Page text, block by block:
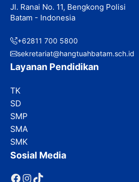
Jl. Ranai No. 11, Bengkong Polisi
Batam - Indonesia
+62811 700 5800
sekretariat@hangtuahbatam.sch.id
Layanan Pendidikan
TK
SD
SMP
SMA
SMK
Sosial Media
Facebook
Instagram
TikTok